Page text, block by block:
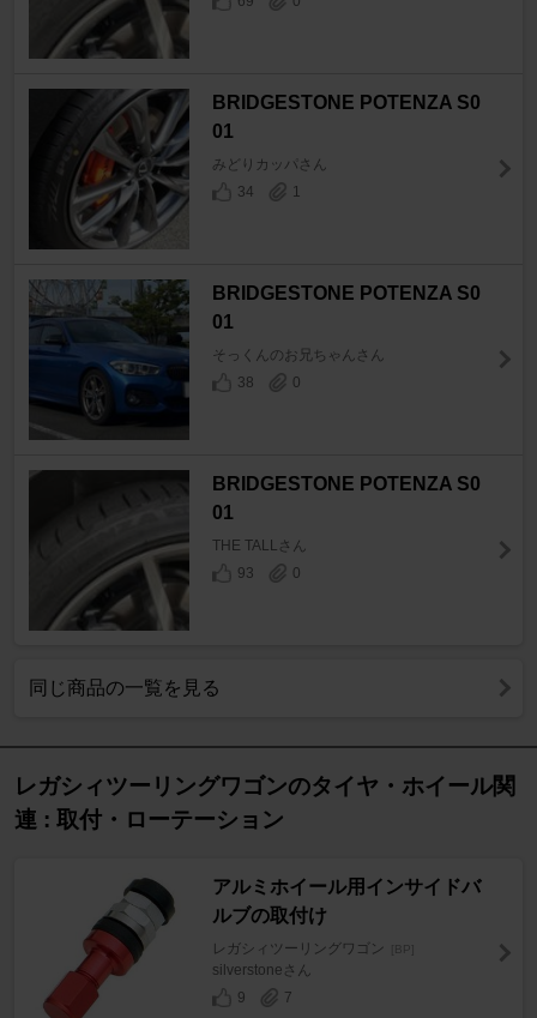
BRIDGESTONE POTENZA S0
01
みどりカッパさん
34
1
BRIDGESTONE POTENZA S0
01
そっくんのお兄ちゃんさん
38
0
BRIDGESTONE POTENZA S0
01
THE TALLさん
93
0
同じ商品の一覧を見る
レガシィツーリングワゴンのタイヤ・ホイール関
連 : 取付・ローテーション
アルミホイール用インサイドバ
ルブの取付け
レガシィツーリングワゴン [BP]
silverstoneさん
9
7